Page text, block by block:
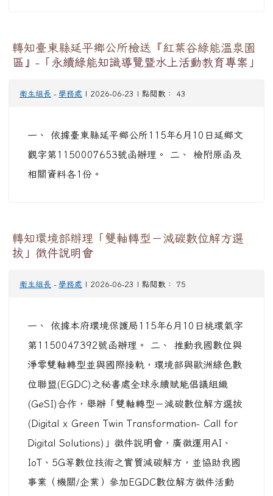
轉知臺東縣延平鄉公所檢送『紅葉谷綠能溫泉園
區』-「永續綠能知識導覽暨水上活動教育專案」
衛生組長 - 學務處 | 2026-06-23 | 點閱數： 43
一、 依據臺東縣延平鄉公所115年6月10日延鄉文
觀字第1150007653號函辦理。 二、 檢附原函及
相關資料各1份。
轉知環境部辦理「雙軸轉型－減碳數位解方選
拔」徵件說明會
衛生組長 - 學務處 | 2026-06-23 | 點閱數： 75
一、 依據本府環境保護局115年6月10日桃環氣字
第1150047392號函辦理。 二、 推動我國數位與
淨零雙軸轉型並與國際接軌，環境部與歐洲綠色數
位聯盟(EGDC)之秘書處全球永續賦能倡議組織
(GeSI)合作，舉辦「雙軸轉型－減碳數位解方選拔
(Digital x Green Twin Transformation- Call for
Digital Solutions)」徵件說明會，廣徵運用AI、
IoT、5G等數位技術之實質減碳解方，並協助我國
事業（機關/企業）參加EGDC數位解方徵件活動